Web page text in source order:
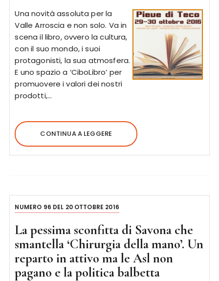
Una novità assoluta per la
Valle Arroscia e non solo. Va in
scena il libro, ovvero la cultura,
con il suo mondo, i suoi
protagonisti, la sua atmosfera.
E uno spazio a ‘CiboLibro’ per
promuovere i valori dei nostri
prodotti,…
CONTINUA A LEGGERE
NUMERO 96 DEL 20 OTTOBRE 2016
La pessima sconfitta di Savona che
smantella ‘Chirurgia della mano’. Un
reparto in attivo ma le Asl non
pagano e la politica balbetta